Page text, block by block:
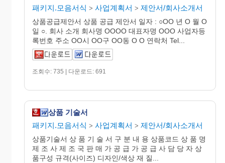
패키지.모음서식 > 사업계획서 > 제안서/회사소개서
상품공급제안서 상품 공급 제안서 일자 : ○OO 년 O 월 O
일 ○. 회사 소개 회사명 OOOO 대표자명 OOO 사업자등
록번호 주소 OO시 OO구 OO동 O O 연락처 Tel...
조회수: 735 | 다운로드: 691
상품 기술서
패키지.모음서식 > 사업계획서 > 제안서/회사소개서
상품기술서 상 품 기 술 서 구 분 내 용 상품코드 상 품 명
제 조 사 제 조 국 판 매 가 공 급 가 공 급 사 담 당 자 상
품구성 규격(사이즈) 디자인/색상 재 질...